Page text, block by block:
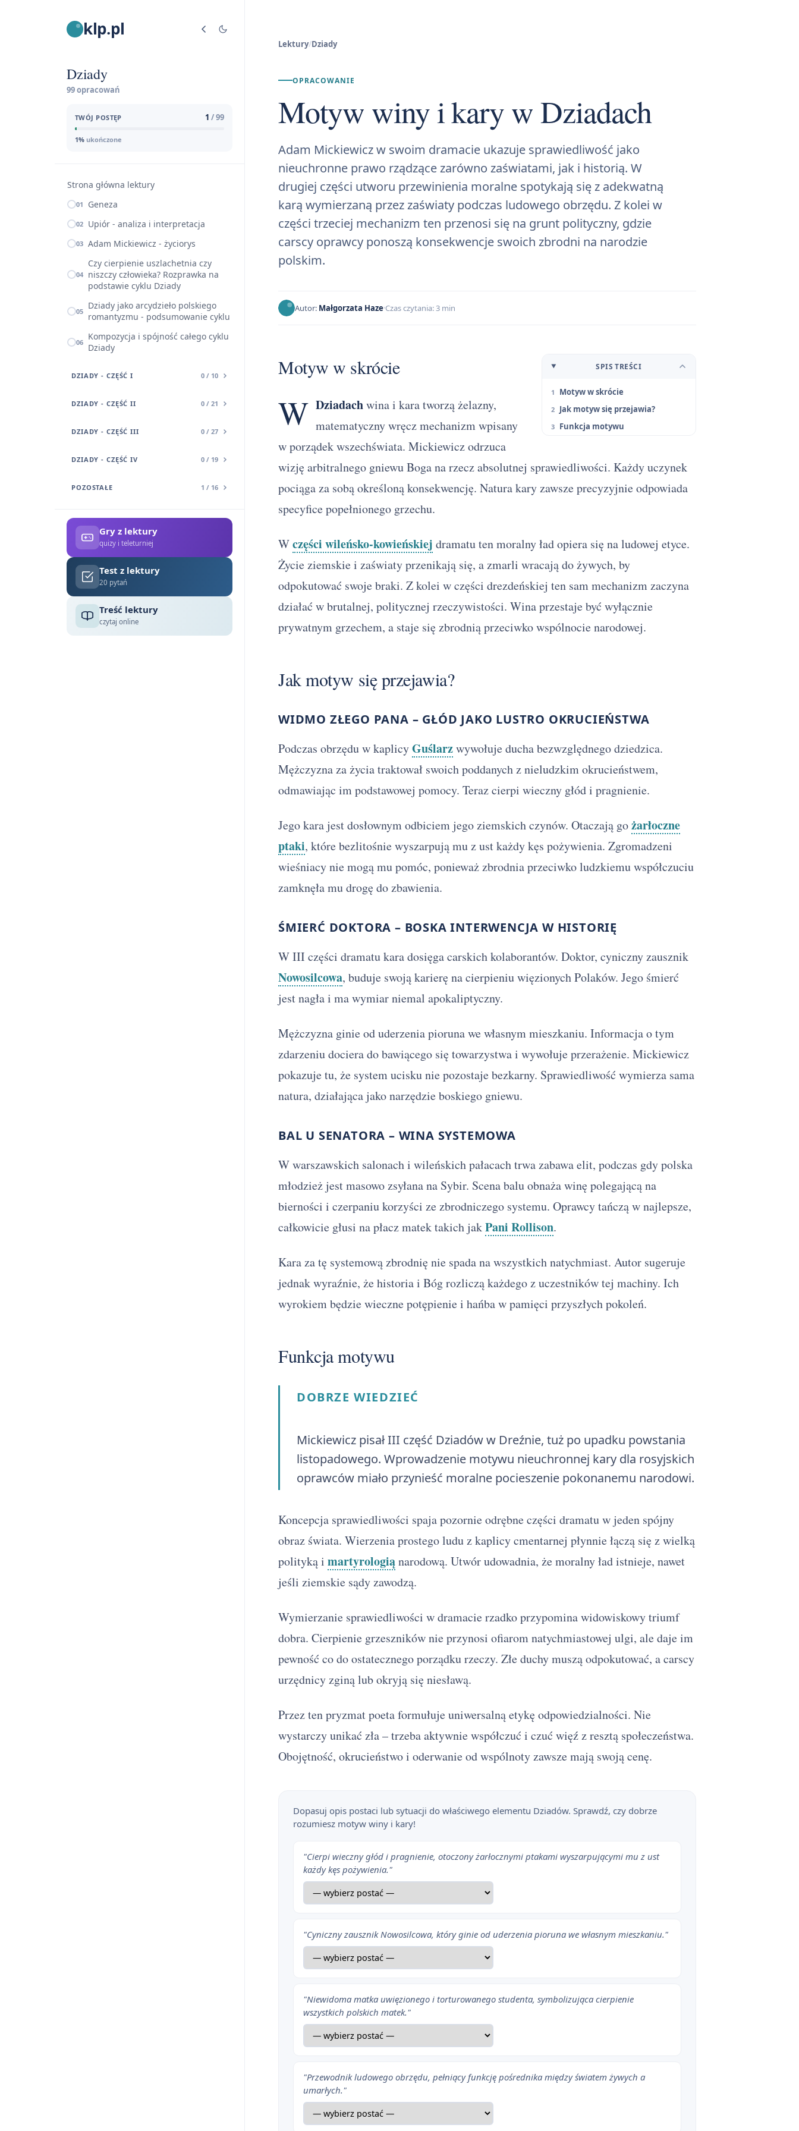
klp.pl
Dziady
99 opracowań
TWÓJ POSTĘP 1 / 99
1% ukończone
Strona główna lektury
01 Geneza
02 Upiór - analiza i interpretacja
03 Adam Mickiewicz - życiorys
04
Czy cierpienie uszlachetnia czy
niszczy człowieka? Rozprawka na
podstawie cyklu Dziady
05 Dziady jako arcydzieło polskiego
romantyzmu - podsumowanie cyklu
06 Kompozycja i spójność całego cyklu
Dziady
DZIADY - CZĘŚĆ I 0 / 10
DZIADY - CZĘŚĆ II 0 / 21
DZIADY - CZĘŚĆ III 0 / 27
DZIADY - CZĘŚĆ IV 0 / 19
POZOSTAŁE 1 / 16
Gry z lektury
quizy i teleturniej
Test z lektury
20 pytań
Treść lektury
czytaj online
Lektury/Dziady
OPRACOWANIE
Motyw winy i kary w Dziadach
Adam Mickiewicz w swoim dramacie ukazuje sprawiedliwość jako
nieuchronne prawo rządzące zarówno zaświatami, jak i historią. W
drugiej części utworu przewinienia moralne spotykają się z adekwatną
karą wymierzaną przez zaświaty podczas ludowego obrzędu. Z kolei w
części trzeciej mechanizm ten przenosi się na grunt polityczny, gdzie
carscy oprawcy ponoszą konsekwencje swoich zbrodni na narodzie
polskim.
Autor: Małgorzata Haze Czas czytania: 3 min
SPIS TREŚCI
Motyw w skrócie
Jak motyw się przejawia?
Funkcja motywu
Motyw w skrócie
W Dziadachwina i kara tworzą żelazny,
matematyczny wręcz mechanizm wpisany
w porządek wszechświata. Mickiewicz odrzuca
wizję arbitralnego gniewu Boga na rzecz absolutnej sprawiedliwości. Każdy uczynek
pociąga za sobą określoną konsekwencję. Natura kary zawsze precyzyjnie odpowiada
specyfice popełnionego grzechu.
Wczęści wileńsko-kowieńskiej dramatu ten moralny ład opiera się na ludowej etyce.
Życie ziemskie i zaświaty przenikają się, a zmarli wracają do żywych, by
odpokutować swoje braki. Z kolei w części drezdeńskiej ten sam mechanizm zaczyna
działać w brutalnej, politycznej rzeczywistości. Wina przestaje być wyłącznie
prywatnym grzechem, a staje się zbrodnią przeciwko wspólnocie narodowej.
Jak motyw się przejawia?
WIDMO ZŁEGO PANA – GŁÓD JAKO LUSTRO OKRUCIEŃSTWA
Podczas obrzędu w kaplicyGuślarzwywołuje ducha bezwzględnego dziedzica.
Mężczyzna za życia traktował swoich poddanych z nieludzkim okrucieństwem,
odmawiając im podstawowej pomocy. Teraz cierpi wieczny głód i pragnienie.
Jego kara jest dosłownym odbiciem jego ziemskich czynów. Otaczają gożarłoczne
ptaki, które bezlitośnie wyszarpują mu z ust każdy kęs pożywienia. Zgromadzeni
wieśniacy nie mogą mu pomóc, ponieważ zbrodnia przeciwko ludzkiemu współczuciu
zamknęła mu drogę do zbawienia.
ŚMIERĆ DOKTORA – BOSKA INTERWENCJA W HISTORIĘ
W III części dramatu kara dosięga carskich kolaborantów. Doktor, cyniczny zausznik
Nowosilcowa, buduje swoją karierę na cierpieniu więzionych Polaków. Jego śmierć
jest nagła i ma wymiar niemal apokaliptyczny.
Mężczyzna ginie od uderzenia pioruna we własnym mieszkaniu. Informacja o tym
zdarzeniu dociera do bawiącego się towarzystwa i wywołuje przerażenie. Mickiewicz
pokazuje tu, że system ucisku nie pozostaje bezkarny. Sprawiedliwość wymierza sama
natura, działająca jako narzędzie boskiego gniewu.
BAL U SENATORA – WINA SYSTEMOWA
W warszawskich salonach i wileńskich pałacach trwa zabawa elit, podczas gdy polska
młodzież jest masowo zsyłana na Sybir. Scena balu obnaża winę polegającą na
bierności i czerpaniu korzyści ze zbrodniczego systemu. Oprawcy tańczą w najlepsze,
całkowicie głusi na płacz matek takich jakPani Rollison.
Kara za tę systemową zbrodnię nie spada na wszystkich natychmiast. Autor sugeruje
jednak wyraźnie, że historia i Bóg rozliczą każdego z uczestników tej machiny. Ich
wyrokiem będzie wieczne potępienie i hańba w pamięci przyszłych pokoleń.
Funkcja motywu
DOBRZE WIEDZIEĆ
Mickiewicz pisał III część Dziadów w Dreźnie, tuż po upadku powstania
listopadowego. Wprowadzenie motywu nieuchronnej kary dla rosyjskich
oprawców miało przynieść moralne pocieszenie pokonanemu narodowi.
Koncepcja sprawiedliwości spaja pozornie odrębne części dramatu w jeden spójny
obraz świata. Wierzenia prostego ludu z kaplicy cmentarnej płynnie łączą się z wielką
polityką i martyrologiąnarodową. Utwór udowadnia, że moralny ład istnieje, nawet
jeśli ziemskie sądy zawodzą.
Wymierzanie sprawiedliwości w dramacie rzadko przypomina widowiskowy triumf
dobra. Cierpienie grzeszników nie przynosi ofiarom natychmiastowej ulgi, ale daje im
pewność co do ostatecznego porządku rzeczy. Złe duchy muszą odpokutować, a carscy
urzędnicy zginą lub okryją się niesławą.
Przez ten pryzmat poeta formułuje uniwersalną etykę odpowiedzialności. Nie
wystarczy unikać zła – trzeba aktywnie współczuć i czuć więź z resztą społeczeństwa.
Obojętność, okrucieństwo i oderwanie od wspólnoty zawsze mają swoją cenę.
Dopasuj opis postaci lub sytuacji do właściwego elementu Dziadów. Sprawdź, czy dobrze
rozumiesz motyw winy i kary!
"Cierpi wieczny głód i pragnienie, otoczony żarłocznymi ptakami wyszarpującymi mu z ust
każdy kęs pożywienia."
"Cyniczny zausznik Nowosilcowa, który ginie od uderzenia pioruna we własnym mieszkaniu."
"Niewidoma matka uwięzionego i torturowanego studenta, symbolizująca cierpienie
wszystkich polskich matek."
"Przewodnik ludowego obrzędu, pełniący funkcję pośrednika między światem żywych a
umarłych."